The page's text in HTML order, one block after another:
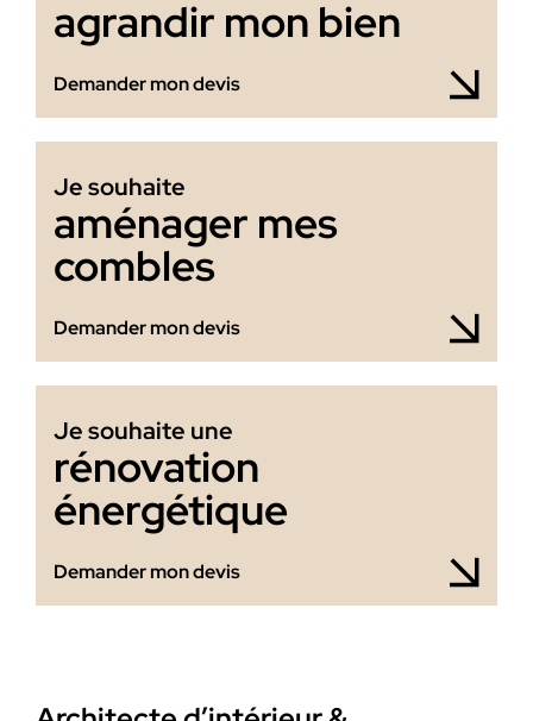
agrandir mon bien
Demander mon devis
Je souhaite
aménager mes
combles
Demander mon devis
Je souhaite une
rénovation
énergétique
Demander mon devis